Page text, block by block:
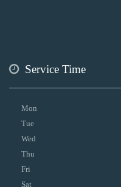
Service Time
Mon
Tue
Wed
Thu
Fri
Sat